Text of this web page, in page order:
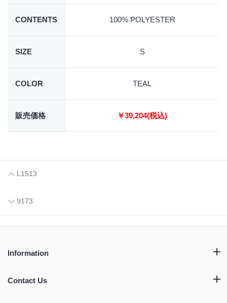
CONTENTS 100% POLYESTER
SIZE S
COLOR TEAL
販売価格 ￥39,204(税込)
L1513
9173
Information
Contact Us